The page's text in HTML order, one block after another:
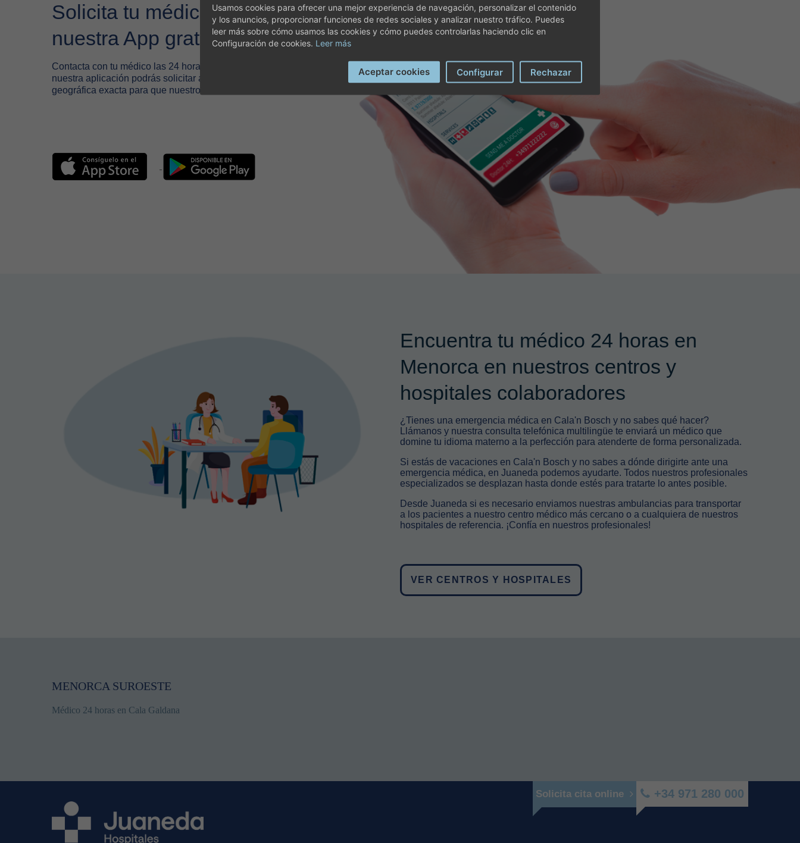
Solicita tu médico a través de
nuestra App gratuita
Contacta con tu médico las 24 horas del día a través de la App de Juaneda. Con
nuestra aplicación podrás solicitar asistencia médica e indicarnos tu posición
geográfica exacta para que nuestros médicos te localicen de manera más eficaz.
Encuentra tu médico 24 horas en
Menorca en nuestros centros y
hospitales colaboradores
¿Tienes una emergencia médica en Cala'n Bosch y no sabes qué hacer?
Llámanos y nuestra consulta telefónica multilingüe te enviará un médico que
domine tu idioma materno a la perfección para atenderte de forma personalizada.
Si estás de vacaciones en Cala'n Bosch y no sabes a dónde dirigirte ante una
emergencia médica, en Juaneda podemos ayudarte. Todos nuestros profesionales
especializados se desplazan hasta donde estés para tratarte lo antes posible.
Desde Juaneda si es necesario enviamos nuestras ambulancias para transportar
a los pacientes a nuestro centro médico más cercano o a cualquiera de nuestros
hospitales de referencia. ¡Confía en nuestros profesionales!
VER CENTROS Y HOSPITALES
MENORCA SUROESTE
Médico 24 horas en Cala Galdana
Solicita cita online +34 971 280 000
Usamos cookies para ofrecer una mejor experiencia de navegación, personalizar el contenido
y los anuncios, proporcionar funciones de redes sociales y analizar nuestro tráfico. Puedes
leer más sobre cómo usamos las cookies y cómo puedes controlarlas haciendo clic en
Configuración de cookies. Leer más
Aceptar cookies Configurar Rechazar